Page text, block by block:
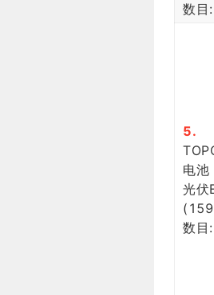
数目
5.
电池
光伏
数目